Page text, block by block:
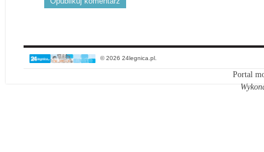
© 2026 24legnica.pl.
Portal